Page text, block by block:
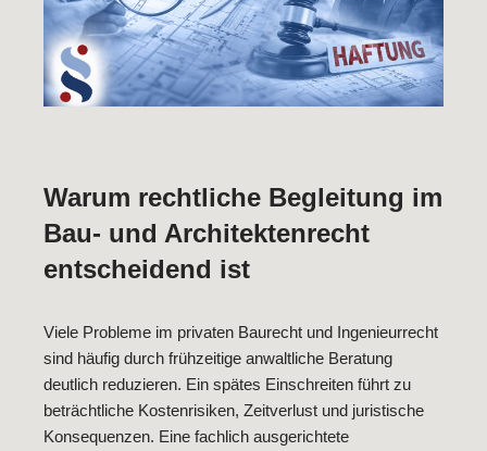
Warum rechtliche Begleitung im
Bau- und Architektenrecht
entscheidend ist
Viele Probleme im privaten Baurecht und Ingenieurrecht
sind häufig durch frühzeitige anwaltliche Beratung
deutlich reduzieren. Ein spätes Einschreiten führt zu
beträchtliche Kostenrisiken, Zeitverlust und juristische
Konsequenzen. Eine fachlich ausgerichtete